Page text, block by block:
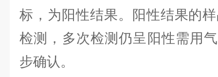
标，为阳性结果。阳性结果的
检测，多次检测仍呈阳性需用
步确认。